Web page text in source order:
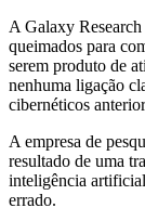
A Galaxy
queimados para
serem produto de
nenhuma ligação
cibernéticos
A empresa de
resultado de uma
inteligência
errado.